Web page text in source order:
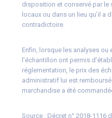
disposition et conservé par le
locaux ou dans un lieu qu’il a
contradictoire.
Enfin, lorsque les analyses
l’échantillon ont permis
réglementation, le prix des
administratif lui est
marchandise a été
Source : Décret n° 2018-1116